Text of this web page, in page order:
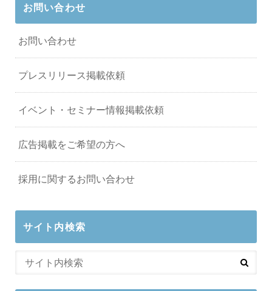
お問い合わせ
お問い合わせ
プレスリリース掲載依頼
イベント・セミナー情報掲載依頼
広告掲載をご希望の方へ
採用に関するお問い合わせ
サイト内検索